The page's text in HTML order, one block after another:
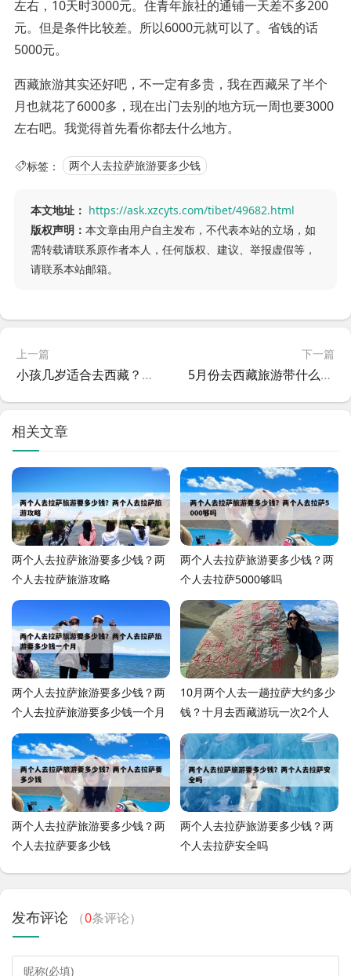
左右，10天时3000元。住青年旅社的通铺一天差不多200
元。但是条件比较差。所以6000元就可以了。省钱的话
5000元。
西藏旅游其实还好吧，不一定有多贵，我在西藏呆了半个
月也就花了6000多，现在出门去别的地方玩一周也要3000
左右吧。我觉得首先看你都去什么地方。
标签： 两个人去拉萨旅游要多少钱
本文地址： https://ask.xzcyts.com/tibet/49682.html
版权声明： 本文章由用户自主发布，不代表本站的立场，如
需转载请联系原作者本人，任何版权、建议、举报虚假等，
请联系本站邮箱。
上一篇
小孩几岁适合去西藏？孩子几岁能去西藏
下一篇
5月份去西藏旅游带什么衣服比较好？5月份去西藏旅游带什么衣服比较好一点
相关文章
两个人去拉萨旅游要多少钱？两
个人去拉萨旅游攻略
两个人去拉萨旅游要多少钱？两
个人去拉萨5000够吗
两个人去拉萨旅游要多少钱？两
个人去拉萨旅游要多少钱一个月
10月两个人去一趟拉萨大约多少
钱？十月去西藏游玩一次2个人
多少钱？
两个人去拉萨旅游要多少钱？两
个人去拉萨要多少钱
两个人去拉萨旅游要多少钱？两
个人去拉萨安全吗
发布评论 （0条评论）